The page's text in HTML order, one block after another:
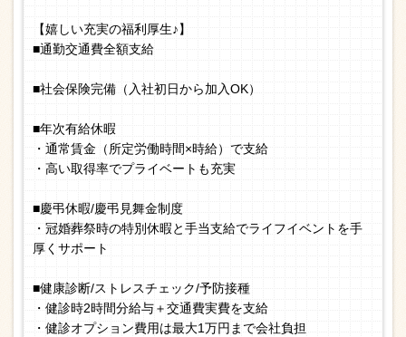
【嬉しい充実の福利厚生♪】
■通勤交通費全額支給
■社会保険完備（入社初日から加入OK）
■年次有給休暇
・通常賃金（所定労働時間×時給）で支給
・高い取得率でプライベートも充実
■慶弔休暇/慶弔見舞金制度
・冠婚葬祭時の特別休暇と手当支給でライフイベントを手
厚くサポート
■健康診断/ストレスチェック/予防接種
・健診時2時間分給与＋交通費実費を支給
・健診オプション費用は最大1万円まで会社負担